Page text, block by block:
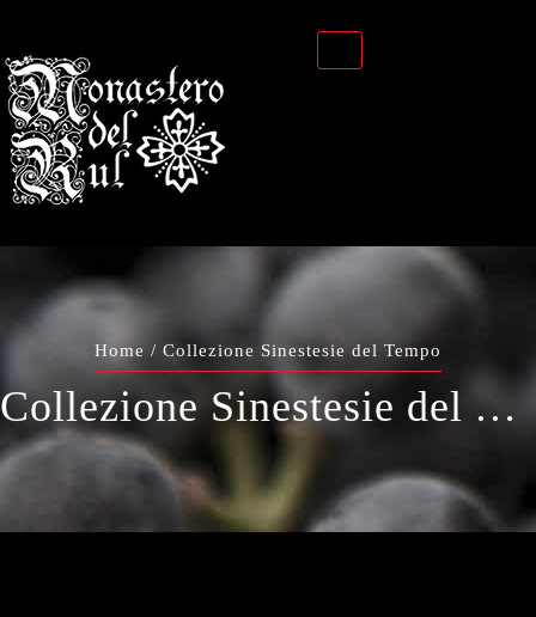
Home / Collezione Sinestesie del Tempo
Collezione Sinestesie del Tempo